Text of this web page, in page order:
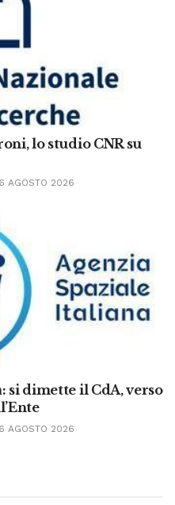
lo studio CNR su
AGOSTO 2026
si dimette il CdA, verso
AGOSTO 2026